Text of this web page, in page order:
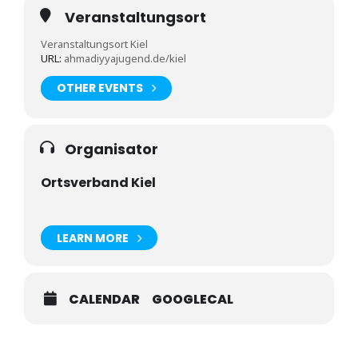
Veranstaltungsort
Veranstaltungsort Kiel
URL: ahmadiyyajugend.de/kiel
OTHER EVENTS
Organisator
Ortsverband Kiel
LEARN MORE
CALENDAR GOOGLECAL